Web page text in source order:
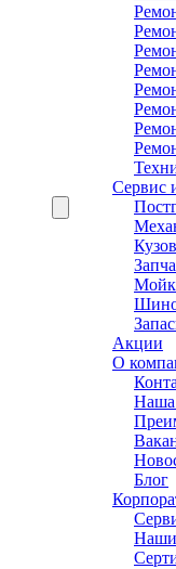
Сервис
Акции
О
Наша
Блог
Наши